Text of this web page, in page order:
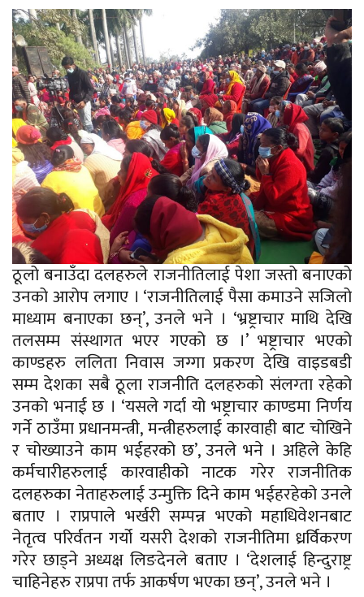
ठूलो बनाउँदा दलहरुले राजनीतिलाई पेशा जस्तो बनाएको
उनको आरोप लगाए । ‘राजनीतिलाई पैसा कमाउने सजिलो
माध्याम बनाएका छन्’, उनले भने । ‘भ्रष्ट्राचार माथि देखि
तलसम्म संस्थागत भएर गएको छ ।’ भष्ट्राचार भएको
काण्डहरु ललिता निवास जग्गा प्रकरण देखि वाइडबडी
सम्म देशका सबै ठूला राजनीति दलहरुको संलग्ता रहेको
उनको भनाई छ । ‘यसले गर्दा यो भष्ट्राचार काण्डमा निर्णय
गर्ने ठाउँमा प्रधानमन्त्री, मन्त्रीहरुलाई कारवाही बाट चोखिने
र चोख्याउने काम भईहरको छ’, उनले भने । अहिले केहि
कर्मचारीहरुलाई कारवाहीको नाटक गरेर राजनीतिक
दलहरुका नेताहरुलाई उन्मुक्ति दिने काम भईहरहेको उनले
बताए । राप्रपाले भर्खरी सम्पन्न भएको महाधिवेशनबाट
नेतृत्व परिर्वतन गर्यो यसरी देशको राजनीतिमा ध्रर्विकरण
गरेर छाड्ने अध्यक्ष लिङदेनले बताए । ‘देशलाई हिन्दुराष्ट्र
चाहिनेहरु राप्रपा तर्फ आकर्षण भएका छन्’, उनले भने ।